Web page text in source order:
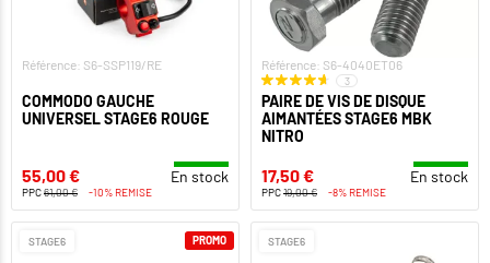
Référence: S6-SSP119/RE
COMMODO GAUCHE
UNIVERSEL STAGE6 ROUGE
55,00 € En stock
PPC61,00 € -10% REMISE
Référence: S6-4040ET06
3
PAIRE DE VIS DE DISQUE
AIMANTÉES STAGE6 MBK
NITRO
17,50 € En stock
PPC19,00 € -8% REMISE
STAGE6 PROMO STAGE6